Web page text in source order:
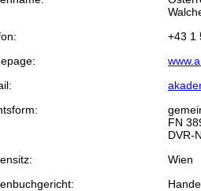
+43 1
FN
DVR-
Wien